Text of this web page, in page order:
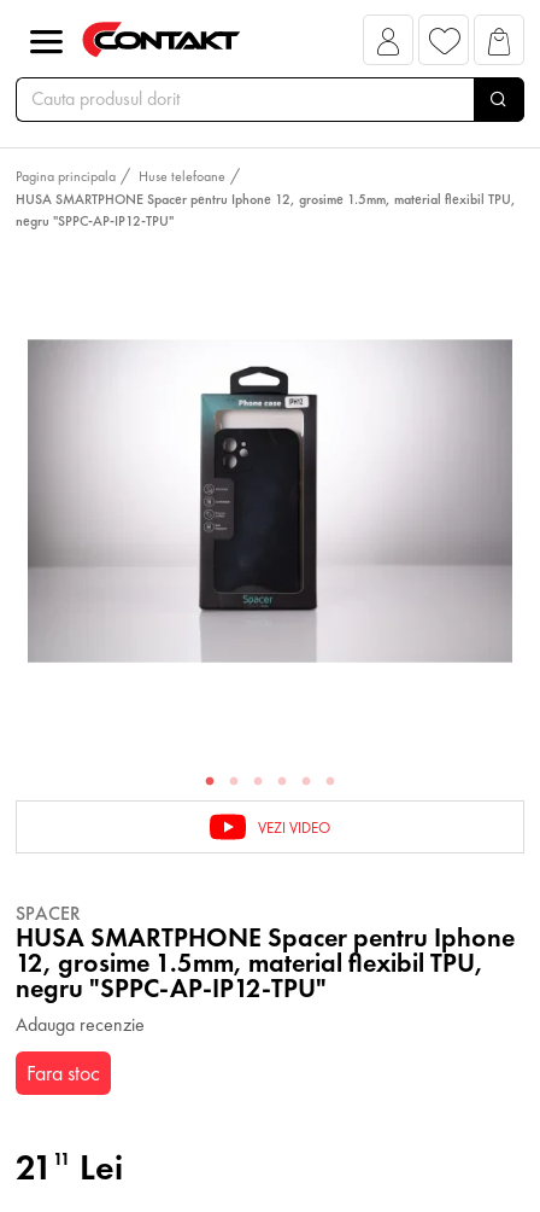
Pagina principala
Huse telefoane
HUSA SMARTPHONE Spacer pentru Iphone 12, grosime 1.5mm, material flexibil TPU,
negru "SPPC-AP-IP12-TPU"
VEZI VIDEO
SPACER
HUSA SMARTPHONE Spacer pentru Iphone
12, grosime 1.5mm, material flexibil TPU,
negru "SPPC-AP-IP12-TPU"
Adauga recenzie
Fara stoc
21 11 Lei